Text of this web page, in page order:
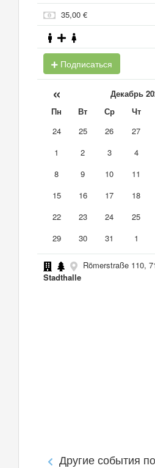
35,00 €
Подписаться
« Декабрь
Пн Вт Ср Чт
24
25 26 27
1
2 3 4
8
9 10 11
15
16 17 18
22
23 24 25
29
30 31 1
Römerstraße 110,
Stadthalle
Другие события